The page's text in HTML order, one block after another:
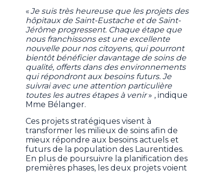
«Je suis très heureuse que les projets des
hôpitaux de Saint-Eustache et de Saint-
Jérôme progressent. Chaque étape que
nous franchissons est une excellente
nouvelle pour nos citoyens, qui pourront
bientôt bénéficier davantage de soins de
qualité, offerts dans des environnements
qui répondront aux besoins futurs. Je
suivrai avec une attention particulière
toutes les autres étapes à venir» , indique
Mme Bélanger.
Ces projets stratégiques visent à
transformer les milieux de soins afin de
mieux répondre aux besoins actuels et
futurs de la population des Laurentides.
En plus de poursuivre la planification des
premières phases, les deux projets voient